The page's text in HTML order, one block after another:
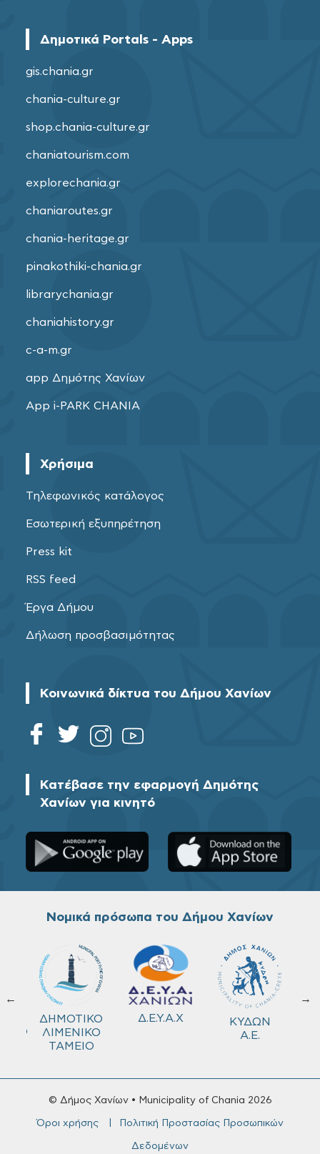
Δημοτικά Portals - Apps
gis.chania.gr
chania-culture.gr
shop.chania-culture.gr
chaniatourism.com
explorechania.gr
chaniaroutes.gr
chania-heritage.gr
pinakothiki-chania.gr
librarychania.gr
chaniahistory.gr
c-a-m.gr
app Δημότης Χανίων
App i-PARK CHANIA
Χρήσιμα
Τηλεφωνικός κατάλογος
Εσωτερική εξυπηρέτηση
Press kit
RSS feed
Έργα Δήμου
Δήλωση προσβασιμότητας
Κοινωνικά δίκτυα του Δήμου Χανίων
Κατέβασε την εφαρμογή Δημότης
Χανίων για κινητό
Νομικά πρόσωπα του Δήμου Χανίων
←
ΔΗΜΟΤΙΚΟ
ΛΙΜΕΝΙΚΟ
ΤΑΜΕΙΟ
Δ.Ε.Υ.Α.Χ
ΚΥΔΩΝ
Α.Ε.
→
© Δήμος Χανίων • Municipality of Chania 2026
Όροι χρήσης Πολιτική Προστασίας Προσωπικών
Δεδομένων